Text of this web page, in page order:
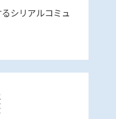
シリアルコミュ